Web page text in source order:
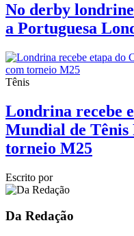
No derby
a Portuguesa
Tênis
Londrina recebe
Mundial de Tênis
torneio M25
Escrito por
Da Redação